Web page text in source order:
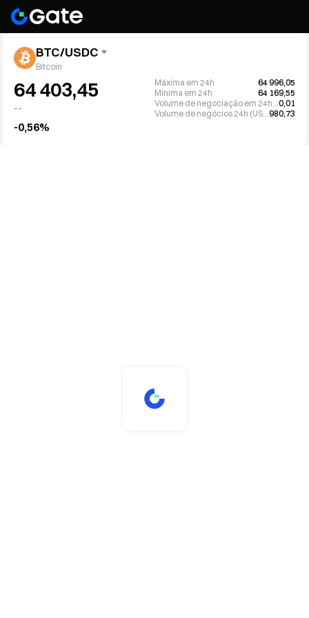
BTC/USDC
Bitcoin
64 403,45
--
-0,56%
Máxima em 24h
64 996,05
Mínima em 24h
64 169,55
Volume de negociação em 24h (BTC)0,01
Volume de negócios 24h (USDC)980,73